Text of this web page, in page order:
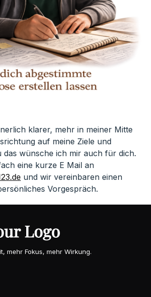
klarer, mehr in meiner Mitte
auf meine Ziele und
das wünsche ich mir auch für dich.
eine kurze E Mail an
und wir vereinbaren einen
Vorgespräch.
mehr Fokus, mehr Wirkung.